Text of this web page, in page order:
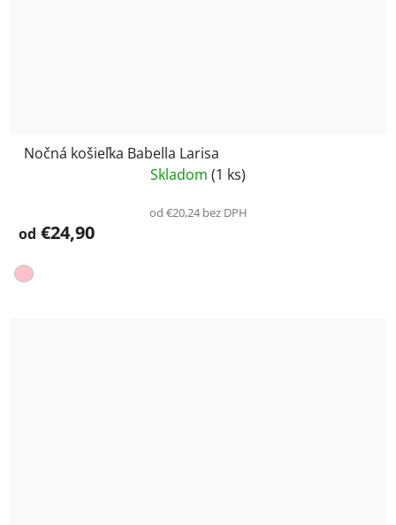
Nočná košieľka Babella Larisa
Skladom (1 ks)
od €20,24 bez DPH
od €24,90